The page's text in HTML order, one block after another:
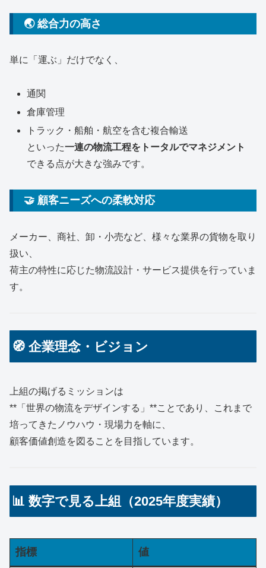
🌏 総合力の高さ
単に「運ぶ」だけでなく、
通関
倉庫管理
トラック・船舶・航空を含む複合輸送
といった一連の物流工程をトータルでマネジメント
できる点が大きな強みです。
🤝 顧客ニーズへの柔軟対応
メーカー、商社、卸・小売など、様々な業界の貨物を取り
扱い、
荷主の特性に応じた物流設計・サービス提供を行っていま
す。
🧭 企業理念・ビジョン
上組の掲げるミッションは
**「世界の物流をデザインする」**ことであり、これまで
培ってきたノウハウ・現場力を軸に、
顧客価値創造を図ることを目指しています。
📊 数字で見る上組（2025年度実績）
指標 値